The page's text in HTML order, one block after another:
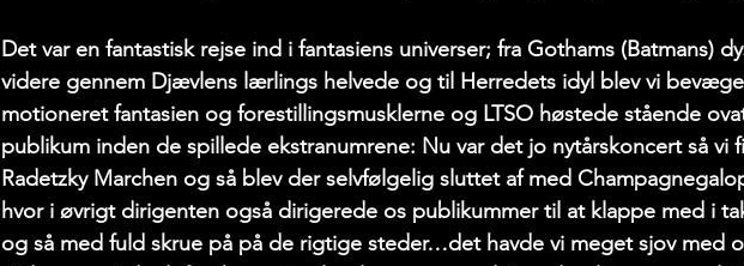
Det var en fantastisk rejse ind i fantasiens universer; fra Gothams (Batmans)
videre gennem Djævlens lærlings helvede og til Herredets idyl blev vi
motioneret fantasien og forestillingsmusklerne og LTSO høstede stående
publikum inden de spillede ekstranumrene: Nu var det jo nytårskoncert så vi
Radetzky Marchen og så blev der selvfølgelig sluttet af med
hvor i øvrigt dirigenten også dirigerede os publikummer til at klappe med i
og så med fuld skrue på på de rigtige steder…det havde vi meget sjov med